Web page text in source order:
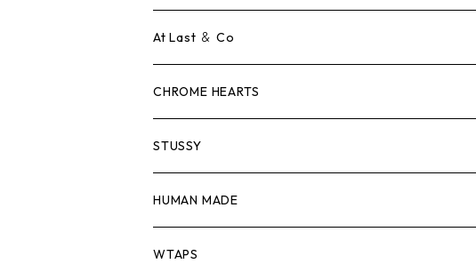
ロンTEE
スウェット/ニット
シャツ
ジャケット
パンツ
Tシャツ
ロンTEE
スウェット/ニット
シャツ
ジャケット
At Last ＆ Co
Tシャツ
ロンTEE
スウェット/ニット
シャツ
CHROME HEARTS
Tシャツ
ロンTEE
スウェット/ニット
STUSSY
Tシャツ
ロンTEE
HUMAN MADE
Tシャツ
WTAPS